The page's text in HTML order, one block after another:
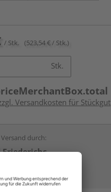
/ Stk. (523,54 € / Stk.)
Stk.
Versandkosten für Stückgut
durch:
Friederichs